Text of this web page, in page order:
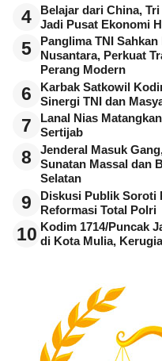
4
Belajar dari China,
Jadi Pusat Ekonomi
5
Panglima TNI
Nusantara, Perkuat
Perang Modern
6
Karbak Satkowil
Sinergi TNI dan
7
Lanal Nias
Sertijab
8
Jenderal Masuk
Sunatan Massal dan
Selatan
9
Diskusi Publik Soroti
Reformasi Total Polri
10 Kodim 1714/Puncak
di Kota Mulia,